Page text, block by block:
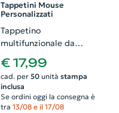
Tappetini Mouse
Personalizzati
Tappetino
multifunzionale da
scrivania con caricatore
wireless e supporto per
telefono in RPET
315x270mm
€ 17,99
cad. per 50unità stampa
inclusa
Se ordini oggi la consegna è
tra 13/08 e il 17/08